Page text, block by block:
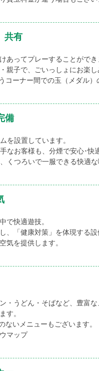
共有
あってプレーすることができ
親子で、ごいっしょにお楽し
コーナー間での玉（メダル）
備
を設置しています。
なお客様も、分煙で安心･快
くつろいで一服できる快適な
で快適遊技。
、「健康対策」を体現する設
気を提供します。
・うどん・そばなど、豊富
す。
ないメニューもございます。
マップ